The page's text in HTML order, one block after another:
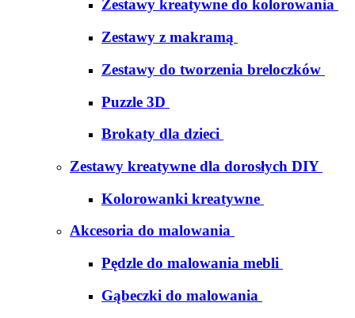
Zestawy kreatywne do kolorowania
Zestawy z makramą
Zestawy do tworzenia breloczków
Puzzle 3D
Brokaty dla dzieci
Zestawy kreatywne dla dorosłych DIY
Kolorowanki kreatywne
Akcesoria do malowania
Pędzle do malowania mebli
Gąbeczki do malowania